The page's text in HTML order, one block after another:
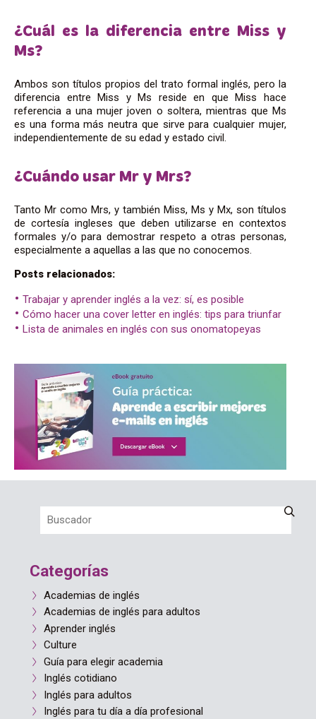
¿Cuál es la diferencia entre Miss y
Ms?
Ambos son títulos propios del trato formal inglés, pero la
diferencia entre Miss y Ms reside en que Miss hace
referencia a una mujer joven o soltera, mientras que Ms
es una forma más neutra que sirve para cualquier mujer,
independientemente de su edad y estado civil.
¿Cuándo usar Mr y Mrs?
Tanto Mr como Mrs, y también Miss, Ms y Mx, son títulos
de cortesía ingleses que deben utilizarse en contextos
formales y/o para demostrar respeto a otras personas,
especialmente a aquellas a las que no conocemos.
Posts relacionados:
Trabajar y aprender inglés a la vez: sí, es posible
Cómo hacer una cover letter en inglés: tips para triunfar
Lista de animales en inglés con sus onomatopeyas
Categorías
Academias de inglés
Academias de inglés para adultos
Aprender inglés
Culture
Guía para elegir academia
Inglés cotidiano
Inglés para adultos
Inglés para tu día a día profesional